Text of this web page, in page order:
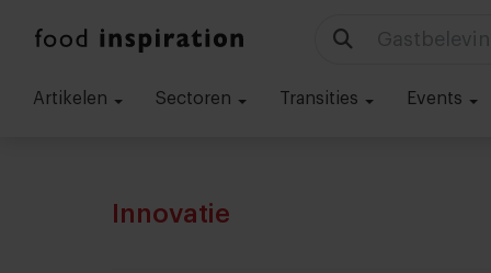
Artikelen Sectoren Transities Events
Innovatie